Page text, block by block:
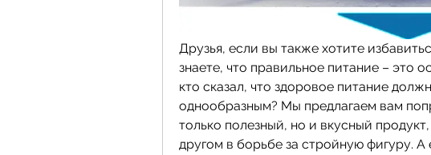
Друзья, если вы также хотите
знаете, что правильное питание – это
кто сказал, что здоровое питание
однообразным? Мы предлагаем вам
только полезный, но и вкусный
другом в борьбе за стройную фигуру. А